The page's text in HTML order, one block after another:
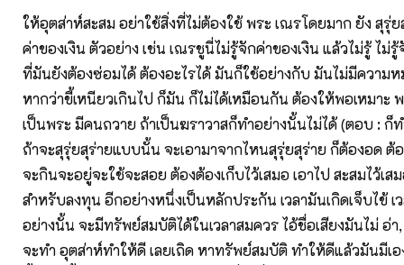
ให้อุตส่าห์สะสม อย่าใช้สิ่งที่ไม่ต้องใช้ พระ เณรโดยมาก ยัง สุรุ่
ค่าของเงิน ตัวอย่าง เช่น เณรชูนี่ไม่รู้จักค่าของเงิน แล้วไม่รู้ ไม่
ที่มันยังต้องซ่อมได้ ต้องอะไรได้ มันก็ใช้อย่างกับ มันไม่มีความห
หากว่าขี้เหนียวเกินไป ก็มัน ก็ไม่ได้เหมือนกัน ต้องให้พอเหมาะ
เป็นพระ มีคนถวาย ถ้าเป็นฆราวาสก็ทำอย่างนั้นไม่ได้ (ตอบ : ก็
ถ้าจะสุรุ่ยสุร่ายแบบนั้น จะเอามาจากไหนสุรุ่ยสุร่าย ก็ต้องอด ต้
จะกินจะอยู่จะใช้จะสอย ต้องต้องเก็บไว้เสมอ เอาไป สะสมไว้เ
สำหรับลงทุน อีกอย่างหนึ่งเป็นหลักประกัน เวลามันเกิดเจ็บไข้ เ
อย่างนั้น จะมีทรัพย์สมบัติได้ในเวลาสมควร ไอ้ชื่อเสียงมันไม่ อ่า
จะทำ อุตส่าห์ทำให้ดี เลยเถิด หาทรัพย์สมบัติ ทำให้ดีแล้วมันมีเอ